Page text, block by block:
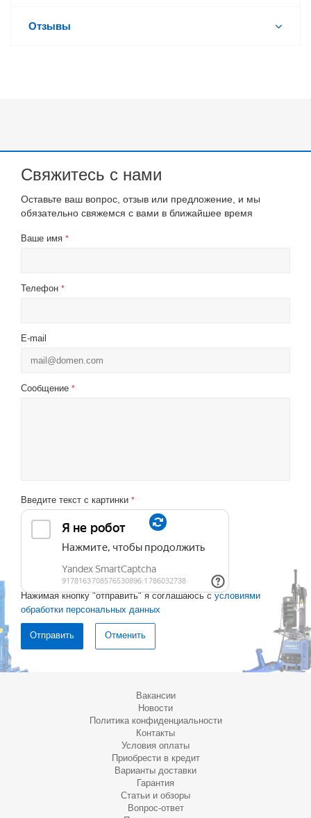
Отзывы
Свяжитесь с нами
Оставьте ваш вопрос, отзыв или предложение, и мы
обязательно свяжемся с вами в ближайшее время
Ваше имя *
Телефон *
E-mail
Сообщение *
Введите текст с картинки *
Нажимая кнопку "отправить" я соглашаюсь с условиями
обработки персональных данных
Отменить
Вакансии
Новости
Политика конфиденциальности
Контакты
Условия оплаты
Приобрести в кредит
Варианты доставки
Гарантия
Статьи и обзоры
Вопрос-ответ